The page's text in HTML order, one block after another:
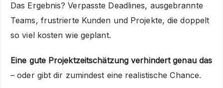
Das Ergebnis? Verpasste Deadlines, ausgebrannte
Teams, frustrierte Kunden und Projekte, die doppelt
so viel kosten wie geplant.
Eine gute Projektzeitschätzung verhindert genau das
– oder gibt dir zumindest eine realistische Chance.